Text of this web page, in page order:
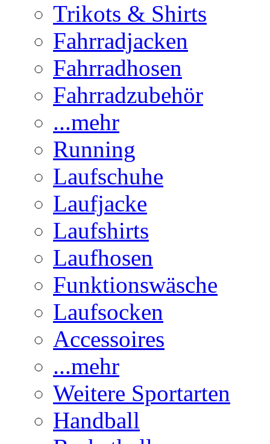
Trikots & Shirts
Fahrradjacken
Fahrradhosen
Fahrradzubehör
...mehr
Running
Laufschuhe
Laufjacke
Laufshirts
Laufhosen
Funktionswäsche
Laufsocken
Accessoires
...mehr
Weitere Sportarten
Handball